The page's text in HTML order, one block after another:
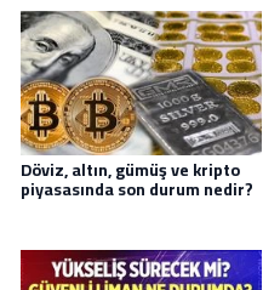
Döviz, altın, gümüş ve kripto
piyasasında son durum nedir?